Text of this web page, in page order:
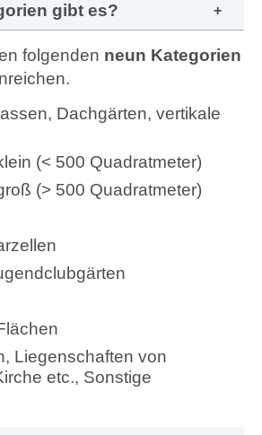
gibt es?
folgenden neun Kategorien
Dachgärten, vertikale
(< 500 Quadratmeter)
(> 500 Quadratmeter)
gärten
Liegenschaften von
etc., Sonstige